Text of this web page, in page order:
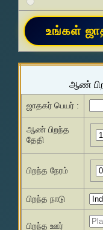
ஆண்
ஜாதகர் பெயர் :
ஆண் பிறந்த
தேதி
பிறந்த நேரம்
பிறந்த நாடு
பிறந்த ஊர்